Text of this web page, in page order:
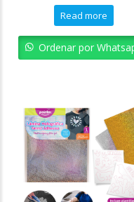
price
was:
Bs.
Read more
Ordenar por